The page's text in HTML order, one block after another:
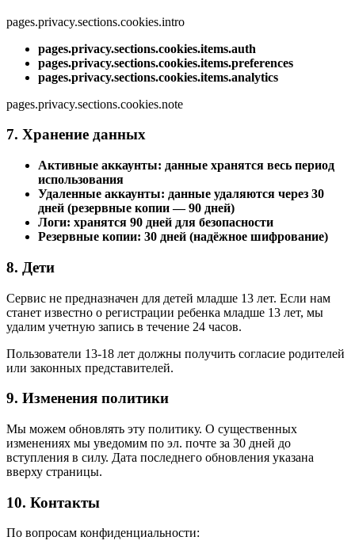
pages.privacy.sections.cookies.intro
pages.privacy.sections.cookies.items.auth
pages.privacy.sections.cookies.items.preferences
pages.privacy.sections.cookies.items.analytics
pages.privacy.sections.cookies.note
7. Хранение данных
Активные аккаунты: данные хранятся весь период
использования
Удаленные аккаунты: данные удаляются через 30
дней (резервные копии — 90 дней)
Логи: хранятся 90 дней для безопасности
Резервные копии: 30 дней (надёжное шифрование)
8. Дети
Сервис не предназначен для детей младше 13 лет. Если нам
станет известно о регистрации ребенка младше 13 лет, мы
удалим учетную запись в течение 24 часов.
Пользователи 13-18 лет должны получить согласие родителей
или законных представителей.
9. Изменения политики
Мы можем обновлять эту политику. О существенных
изменениях мы уведомим по эл. почте за 30 дней до
вступления в силу. Дата последнего обновления указана
вверху страницы.
10. Контакты
По вопросам конфиденциальности: